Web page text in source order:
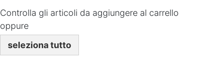
Controlla gli articoli da aggiungere al carrello
oppure
seleziona tutto